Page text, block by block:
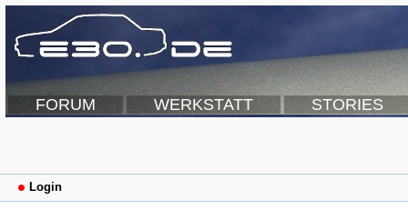
FORUM WERKSTATT STORIES
Login